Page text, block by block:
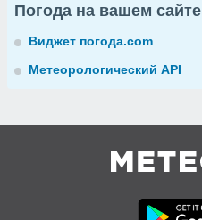
Погода на вашем сайте
Виджет погода.com
Метеорологический API